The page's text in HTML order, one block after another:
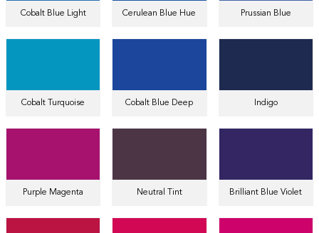
Cobalt Blue Light Cerulean Blue Hue Prussian Blue
Cobalt Turquoise Cobalt Blue Deep Indigo
Purple Magenta Neutral Tint Brilliant Blue Violet